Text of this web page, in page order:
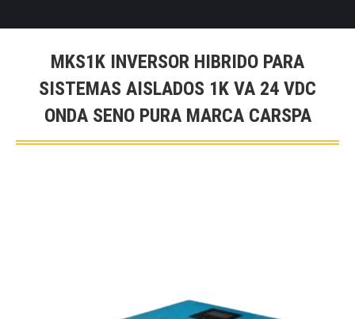
MKS1K INVERSOR HIBRIDO PARA
SISTEMAS AISLADOS 1K VA 24 VDC
ONDA SENO PURA MARCA CARSPA